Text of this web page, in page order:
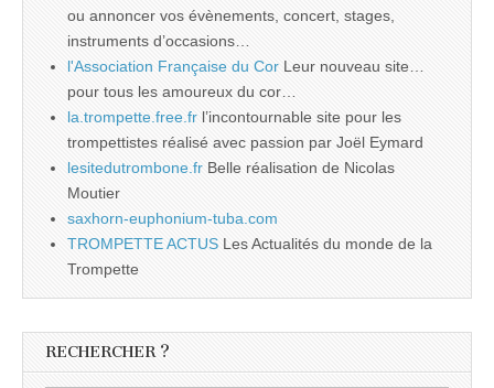
ou annoncer vos évènements, concert, stages,
instruments d’occasions…
l'Association Française du Cor Leur nouveau site…
pour tous les amoureux du cor…
la.trompette.free.fr l’incontournable site pour les
trompettistes réalisé avec passion par Joël Eymard
lesitedutrombone.fr Belle réalisation de Nicolas
Moutier
saxhorn-euphonium-tuba.com
TROMPETTE ACTUS Les Actualités du monde de la
Trompette
RECHERCHER ?